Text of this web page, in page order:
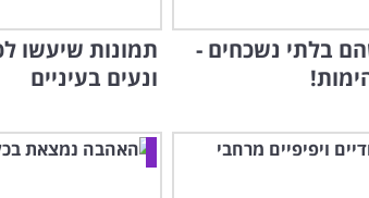
בלתי נשכחים -
תמונות שיעשו
ונעים בעיניים